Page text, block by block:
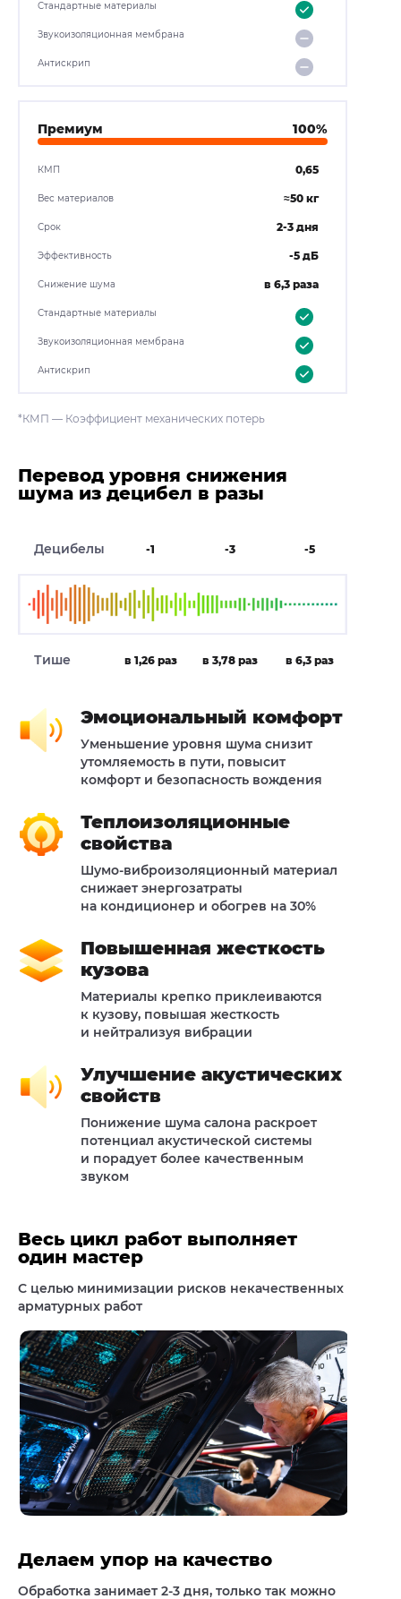
Стандартные материалы
Звукоизоляционная мембрана
Антискрип
Премиум 100%
КМП 0,65
Вес материалов ≈50 кг
Срок 2-3 дня
Эффективность -5 дБ
Снижение шума в 6,3 раза
Стандартные материалы
Звукоизоляционная мембрана
Антискрип
*КМП — Коэффициент механических потерь
Перевод уровня снижения
шума из децибел в разы
Децибелы -1 -3 -5
Тише в 1,26 раз в 3,78 раз в 6,3 раз
Эмоциональный комфорт
Уменьшение уровня шума снизит
утомляемость в пути, повысит
комфорт и безопасность вождения
Теплоизоляционные
свойства
Шумо-виброизоляционный материал
снижает энергозатраты
на кондиционер и обогрев на 30%
Повышенная жесткость
кузова
Материалы крепко приклеиваются
к кузову, повышая жесткость
и нейтрализуя вибрации
Улучшение акустических
свойств
Понижение шума салона раскроет
потенциал акустической системы
и порадует более качественным
звуком
Весь цикл работ выполняет
один мастер
С целью минимизации рисков некачественных
арматурных работ
Делаем упор на качество
Обработка занимает 2-3 дня, только так можно